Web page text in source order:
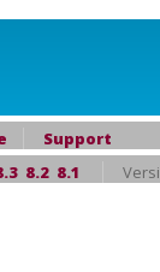
Support
8.2 8.1